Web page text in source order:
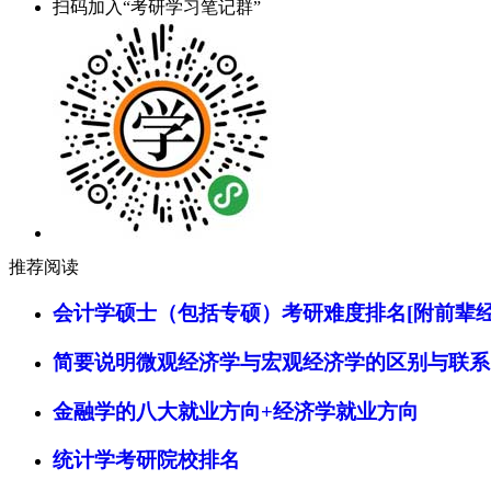
扫码加入“考研学习笔记群”
推荐阅读
会计学硕士（包括专硕）考研难度排名[附前辈
简要说明微观经济学与宏观经济学的区别与联系
金融学的八大就业方向+经济学就业方向
统计学考研院校排名